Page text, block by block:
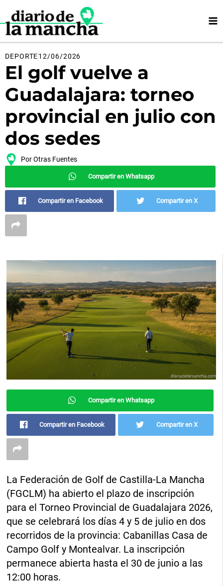
contenido
DEPORTE12/06/2026
El golf vuelve a
Guadalajara: torneo
provincial en julio con
dos sedes
PorOtras Fuentes
Compartir en Whatsapp
Compartir en Facebook Compartir en X
Compartir en Whatsapp
Compartir en Facebook Compartir en X
La Federación de Golf de Castilla-La Mancha
(FGCLM) ha abierto el plazo de inscripción
para el Torneo Provincial de Guadalajara 2026,
que se celebrará los días 4 y 5 de julio en dos
recorridos de la provincia: Cabanillas Casa de
Campo Golf y Montealvar. La inscripción
permanece abierta hasta el 30 de junio a las
12:00 horas.